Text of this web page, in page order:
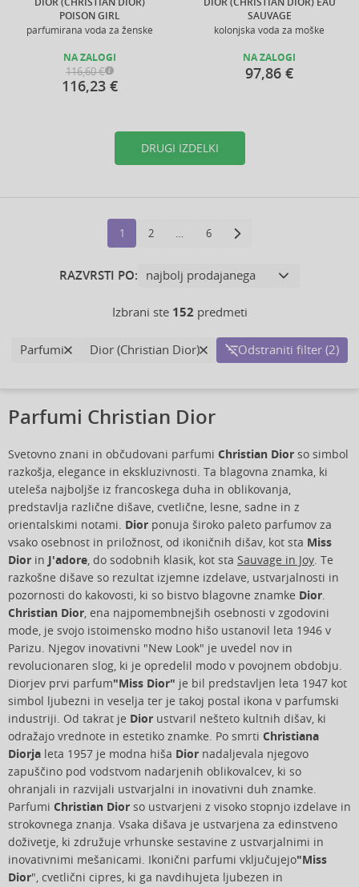
POISON GIRL
parfumirana voda za ženske
NA ZALOGI
116,60 €
116,23 €
SAUVAGE
kolonjska voda za moške
NA ZALOGI
97,86 €
DRUGI IZDELKI
1 2 … 6
RAZVRSTI PO:
Izbrani ste 152 predmeti
Parfumi Dior (Christian Dior) Odstraniti filter (2)
Parfumi Christian Dior
Svetovno znani in občudovani parfumi Christian Dior so simbol
razkošja, elegance in ekskluzivnosti. Ta blagovna znamka, ki
uteleša najboljše iz francoskega duha in oblikovanja,
predstavlja različne dišave, cvetlične, lesne, sadne in z
orientalskimi notami. Dior ponuja široko paleto parfumov za
vsako osebnost in priložnost, od ikoničnih dišav, kot sta Miss
Dior in J'adore, do sodobnih klasik, kot sta Sauvage in Joy. Te
razkošne dišave so rezultat izjemne izdelave, ustvarjalnosti in
pozornosti do kakovosti, ki so bistvo blagovne znamke Dior.
Christian Dior, ena najpomembnejših osebnosti v zgodovini
mode, je svojo istoimensko modno hišo ustanovil leta 1946 v
Parizu. Njegov inovativni "New Look" je uvedel nov in
revolucionaren slog, ki je opredelil modo v povojnem obdobju.
Diorjev prvi parfum"Miss Dior" je bil predstavljen leta 1947 kot
simbol ljubezni in veselja ter je takoj postal ikona v parfumski
industriji. Od takrat je Dior ustvaril nešteto kultnih dišav, ki
odražajo vrednote in estetiko znamke. Po smrti Christiana
Diorja leta 1957 je modna hiša Dior nadaljevala njegovo
zapuščino pod vodstvom nadarjenih oblikovalcev, ki so
ohranjali in razvijali ustvarjalni in inovativni duh znamke.
Parfumi Christian Dior so ustvarjeni z visoko stopnjo izdelave in
strokovnega znanja. Vsaka dišava je ustvarjena za edinstveno
doživetje, ki združuje vrhunske sestavine z ustvarjalnimi in
inovativnimi mešanicami. Ikonični parfumi vključujejo"Miss
Dior", cvetlični cipres, ki ga navdihujeta ljubezen in